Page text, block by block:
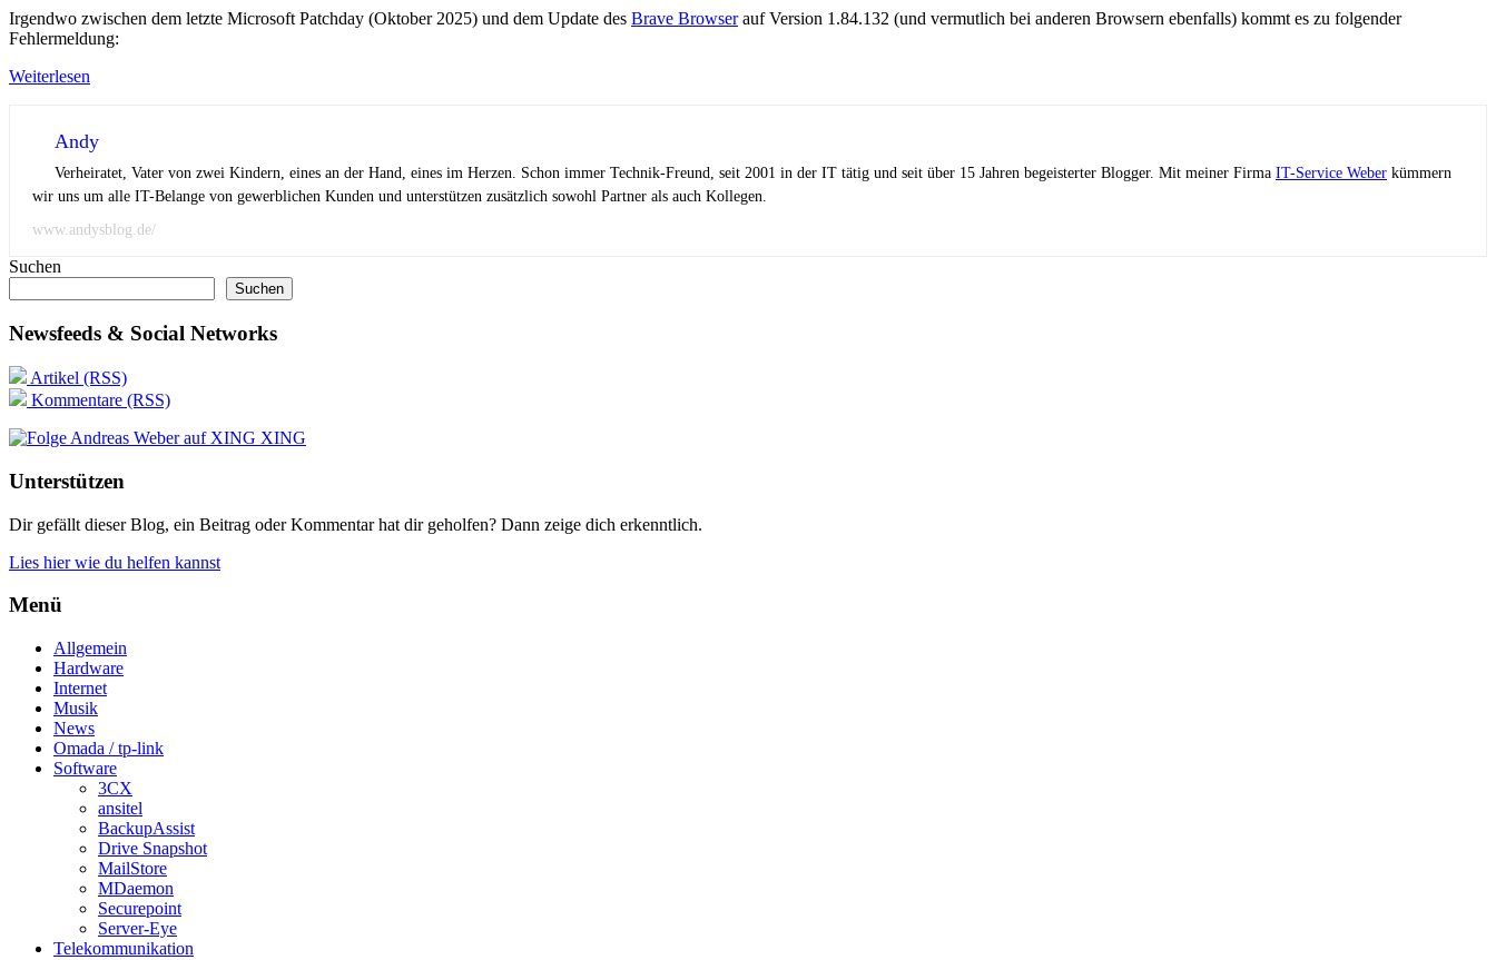
Irgendwo zwischen dem letzte Microsoft Patchday (Oktober 2025) und dem Update des Brave Browserauf Version 1.84.132 (und vermutlich bei anderen Browsern ebenfalls) kommt es zu folgender
Fehlermeldung:
Weiterlesen
Andy
Verheiratet, Vater von zwei Kindern, eines an der Hand, eines im Herzen. Schon immer Technik-Freund, seit 2001 in der IT tätig und seit über 15 Jahren begeisterter Blogger. Mit meiner Firma IT-Service Weber kümmern
wir uns um alle IT-Belange von gewerblichen Kunden und unterstützen zusätzlich sowohl Partner als auch Kollegen.
www.andysblog.de/
Suchen
Suchen
Newsfeeds & Social Networks
Artikel (RSS)
Kommentare (RSS)
XING
Unterstützen
Dir gefällt dieser Blog, ein Beitrag oder Kommentar hat dir geholfen? Dann zeige dich erkenntlich.
Lies hier wie du helfen kannst
Menü
Allgemein
Hardware
Internet
Musik
News
Omada / tp-link
Software
3CX
ansitel
BackupAssist
Drive Snapshot
MailStore
MDaemon
Securepoint
Server-Eye
Telekommunikation